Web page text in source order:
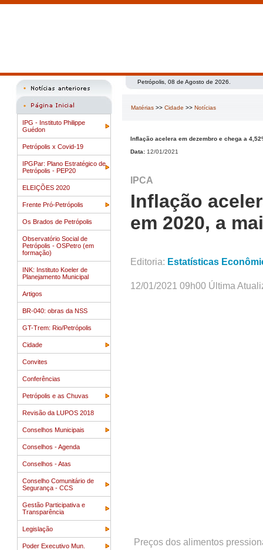
IPG - Instituto Philippe
Guédon
Petrópolis x Covid-19
IPGPar: Plano Estratégico de
Petrópolis - PEP20
ELEIÇÕES 2020
Frente Pró-Petrópolis
Os Brados de Petrópolis
Observatório Social de
Petrópolis - OSPetro (em
formação)
INK: Instituto Koeler de
Planejamento Municipal
Artigos
BR-040: obras da NSS
GT-Trem: Rio/Petrópolis
Cidade
Convites
Conferências
Petrópolis e as Chuvas
Revisão da LUPOS 2018
Conselhos Municipais
Conselhos - Agenda
Conselhos - Atas
Conselho Comunitário de
Segurança - CCS
Gestão Participativa e
Transparência
Legislação
Poder Executivo Mun.
Petrópolis, 08 de Agosto de 2026.
Matérias >> Cidade >> Notícias
Inflação acelera em dezembro e chega a
Data: 12/01/2021
IPCA
Inflação
em 2020, a
Editoria: Estatísticas
12/01/2021 09h00 Última
Preços dos alimentos